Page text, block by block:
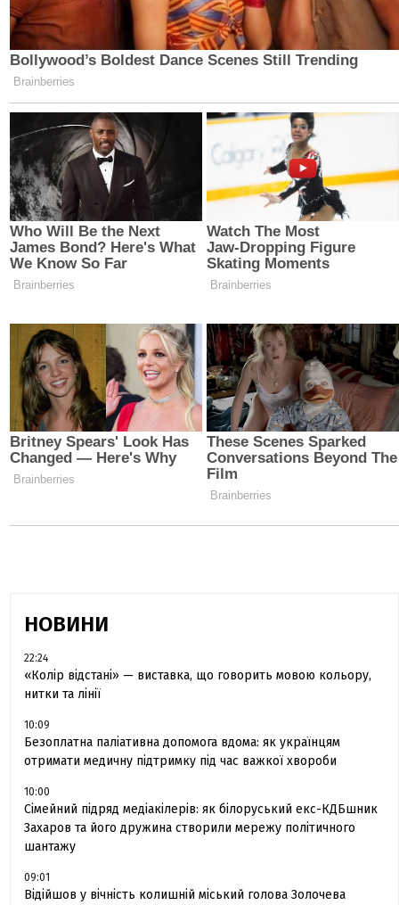
НОВИНИ
22:24
«Колір відстані» — виставка, що говорить мовою кольору,
нитки та лінії
10:09
Безоплатна паліативна допомога вдома: як українцям
отримати медичну підтримку під час важкої хвороби
10:00
Сімейний підряд медіакілерів: як білоруський екс-КДБшник
Захаров та його дружина створили мережу політичного
шантажу
09:01
Відійшов у вічність колишній міський голова Золочева